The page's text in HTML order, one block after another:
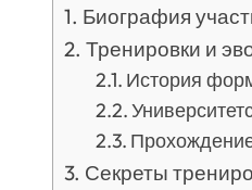
Биография
Тренировки и
История
Секреты